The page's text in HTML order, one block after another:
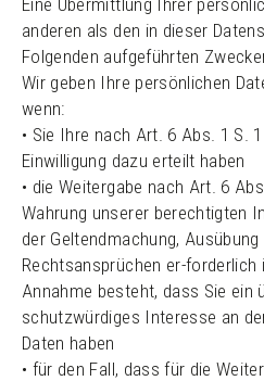
Eine Übermittlung Ihrer
anderen als den in dieser
Folgenden aufgeführten
Wir geben Ihre persönlichen
wenn:
• Sie Ihre nach Art. 6 Abs. 1 S.
Einwilligung dazu erteilt haben
• die Weitergabe nach Art. 6
Wahrung unserer berechtigten
der Geltendmachung,
Rechtsansprüchen er-forderlich
Annahme besteht, dass Sie ein
schutzwürdiges Interesse an
Daten haben
• für den Fall, dass für die